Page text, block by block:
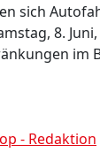
sich
8.
im
- Redaktion